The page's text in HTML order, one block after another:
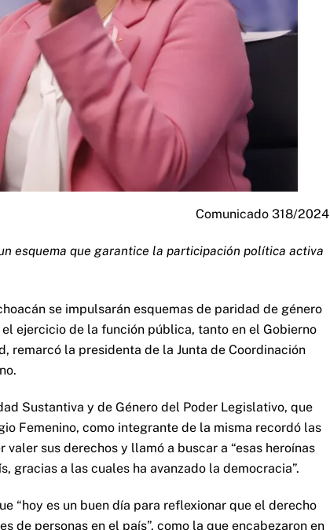
Comunicado 318/2024
esquema que garantice la participación política activa
se impulsarán esquemas de paridad de género
ejercicio de la función pública, tanto en el Gobierno
remarcó la presidenta de la Junta de Coordinación
Sustantiva y de Género del Poder Legislativo, que
Femenino, como integrante de la misma recordó las
sus derechos y llamó a buscar a “esas heroínas
gracias a las cuales ha avanzado la democracia”.
“hoy es un buen día para reflexionar que el derecho
de personas en el país”, como la que encabezaron en